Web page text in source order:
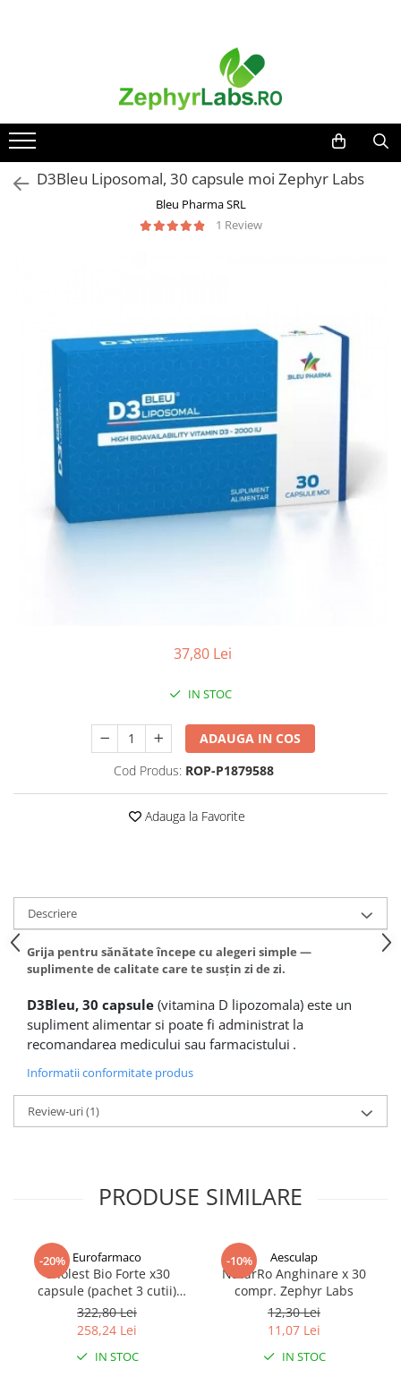
Alimentatie sanatoasa
Alimente
Dieta
Imunitate
Ceaiuri
Altele-Alimentatie sanatoasa
Protectie anti-insecte
Hrana pentru bebelusi
Suplimente alimentare copii
Produse antiparazitare
Sarcina si alaptare
Accesorii
Altele-Mama si copil
Produse pentru ingrijire si
frumusete
Produse anti-insecte
Protectie solara
Altele-Produse pentru ingrijire si
Plasturi
Altele-Produse tehnico-medicale
Sanatatea cuplului
Tonice sexuale
Fertilitate
Teste de sarcina si ovulatie
Altele-Sanatatea cuplului
Suplimente alimentare
Vitamine si minerale
Afectiuni dermatologice
Afectiuni osteo-articulare
Afectiuni oftalmologice
Afectiuni cardio-vasculare
Afectiuni urogenitale
Sanatatea mintii
D3Bleu Liposomal, 30 capsule moi Zephyr Labs
Bleu Pharma SRL
1 Review
37,80 Lei
IN STOC
ADAUGA IN COS
Cod Produs: ROP-P1879588
Adauga la Favorite
Descriere
Grija pentru sănătate începe cu alegeri simple —
suplimente de calitate care te susțin zi de zi.
D3Bleu, 30 capsule (vitamina D lipozomala) este un
supliment alimentar si poate fi administrat la
recomandarea medicului sau farmacistului .
Informatii conformitate produs
Review-uri(1)
PRODUSE SIMILARE
-20% Eurofarmaco
Cholest Bio Forte x30
capsule (pachet 3 cutii)
Zephyr Labs
322,80 Lei
258,24 Lei
IN STOC
-10% Aesculap
NaturRo Anghinare x 30
compr. Zephyr Labs
12,30 Lei
11,07 Lei
IN STOC